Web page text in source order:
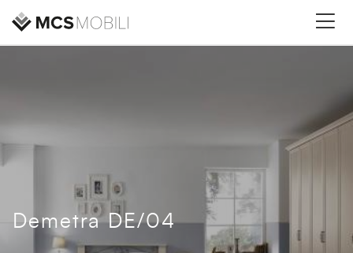
Demetra DE/04